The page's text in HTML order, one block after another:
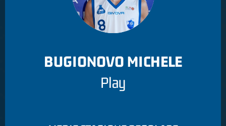
BUGIONOVO MICHELE
Play